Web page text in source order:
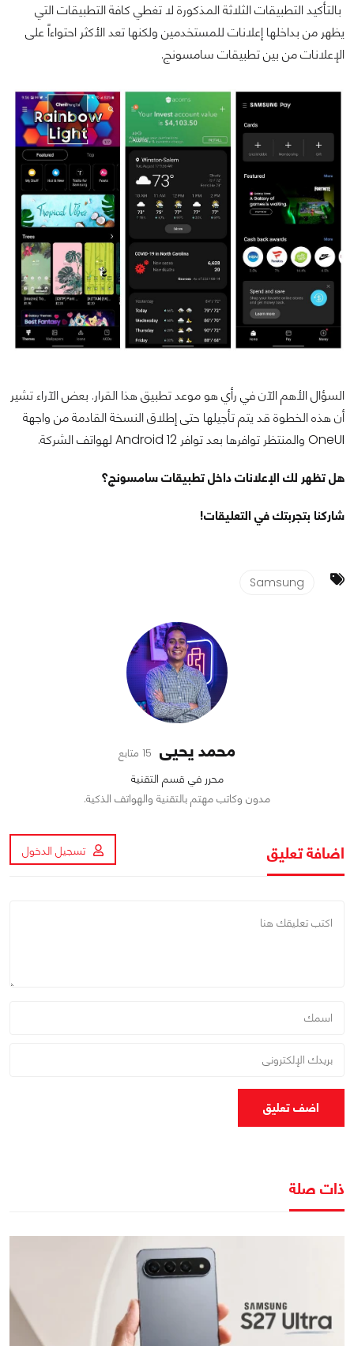
بالتأكيد التطبيقات الثلاثة المذكورة لا تغطي كافة التطبيقات التي
يظهر من بداخلها إعلانات للمستخدمين ولكنها تعد الأكثر احتواءاً على
الإعلانات من بين تطبيقات سامسونج.
السؤال الأهم الآن في رأي هو موعد تطبيق هذا القرار. بعض الآراء تشير
أن هذه الخطوة قد يتم تأجيلها حتى إطلاق النسخة القادمة من واجهة
OneUI والمنتظر توافرها بعد توافر Android 12 لهواتف الشركة.
هل تظهر لك الإعلانات داخل تطبيقات سامسونج؟
شاركنا بتجربتك في التعليقات!
Samsung
محمد يحيى 15 متابع
محرر في قسم التقنية
مدون وكاتب مهتم بالتقنية والهواتف الذكية.
اضافة تعليق تسجيل الدخول
اضف تعليق
ذات صلة